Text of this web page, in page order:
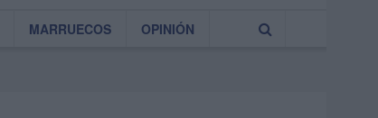
MARRUECOS OPINIÓN